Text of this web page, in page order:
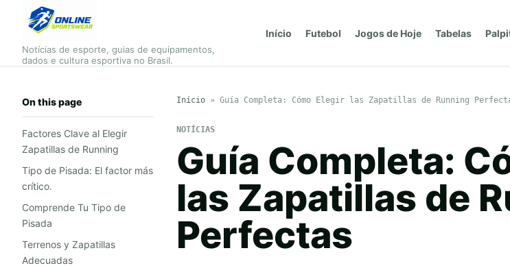
Notícias de esporte, guias de equipamentos,
dados e cultura esportiva no Brasil.
Início Futebol Jogos de Hoje Tabelas
On this page
Factores Clave al Elegir
Zapatillas de Running
Tipo de Pisada: El factor más
crítico.
Comprende Tu Tipo de
Pisada
Terrenos y Zapatillas
Adecuadas
Início» Guía Completa: Cómo Elegir las Zapatillas de Running
NOTÍCIAS
Guía Completa:
las Zapatillas de
Perfectas